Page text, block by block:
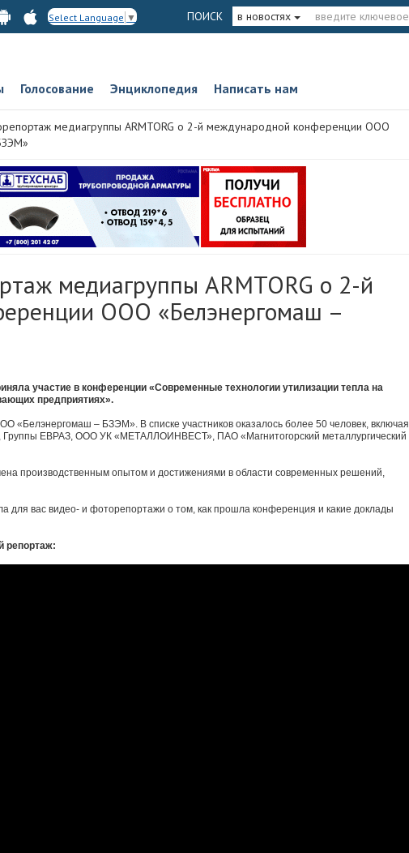
Select Language ▼ ПОИСК в новостях
Голосование Энциклопедия Написать нам
медиагруппы ARMTORG о 2-й международной конференции ООО
медиагруппы ARMTORG о 2-й
ООО «Белэнергомаш –
участие в конференции «Современные технологии утилизации тепла на
предприятиях».
«Белэнергомаш – БЗЭМ». В списке участников оказалось более 50 человек, включая
ЕВРАЗ, ООО УК «МЕТАЛЛОИНВЕСТ», ПАО «Магнитогорский металлургический
производственным опытом и достижениями в области современных решений,
для вас видео- и фоторепортажи о том, как прошла конференция и какие доклады
репортаж: